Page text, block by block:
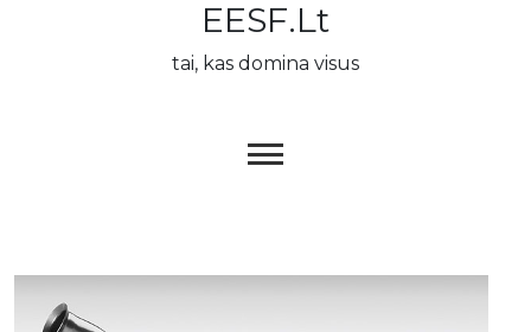
EESF.lt
tai, kas domina visus